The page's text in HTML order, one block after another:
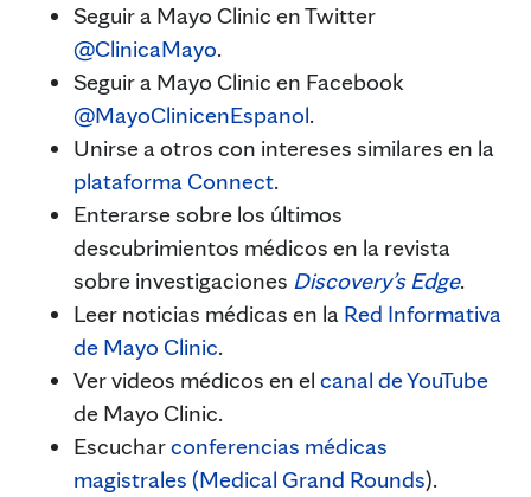
Seguir a Mayo Clinic en Twitter
@ClinicaMayo.
Seguir a Mayo Clinic en Facebook
@MayoClinicenEspanol.
Unirse a otros con intereses similares en la
plataforma Connect.
Enterarse sobre los últimos
descubrimientos médicos en la revista
sobre investigaciones Discovery’s Edge.
Leer noticias médicas en la Red Informativa
de Mayo Clinic.
Ver videos médicos en el canal de YouTube
de Mayo Clinic.
Escucharconferencias médicas
magistrales (Medical Grand Rounds).